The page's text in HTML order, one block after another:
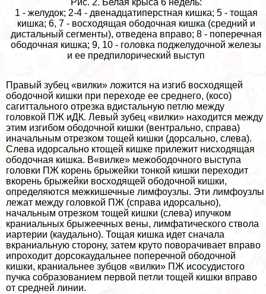
Рис. 2. Белая крыса 6 недель:
1 - желудок; 2-4 - двенадцатиперстная кишка; 5 - тощая
кишка; 6, 7 - восходящая ободочная кишка (средний и
дистальный сегменты), отведена вправо; 8 - поперечная
ободочная кишка; 9, 10 - головка поджелудочной железы
и ее предпилорический выступ
Правый зубец «вилки» ложится на изгиб восходящей
ободочной кишки при переходе ее среднего, (косо)
сагиттального отрезка вдистальную петлю между
головкой ПЖ иДК. Левый зубец «вилки» находится между
этим изгибом ободочной кишки (вентрально, справа)
иначальным отрезком тощей кишки (дорсально, слева).
Слева идорсально ктощей кишке прилежит нисходящая
ободочная кишка. В«вилке» межободочного выступа
головки ПЖ корень брыжейки тонкой кишки переходит
вкорень брыжейки восходящей ободочной кишки,
определяются межкишечные лимфоузлы. Эти лимфоузлы
лежат между головкой ПЖ (справа идорсально),
начальным отрезком тощей кишки (слева) ипучком
краниальных брыжеечных вены, лимфатического ствола
иартерии (каудально). Тощая кишка идет сначала
вкраниальную сторону, затем круто поворачивает вправо
ипроходит дорсокаудальнее поперечной ободочной
кишки, краниальнее зубцов «вилки» ПЖ исосудистого
пучка собразованием первой петли тощей кишки вправо
от средней линии.